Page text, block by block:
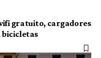
gratuito, cargadores
bicicletas